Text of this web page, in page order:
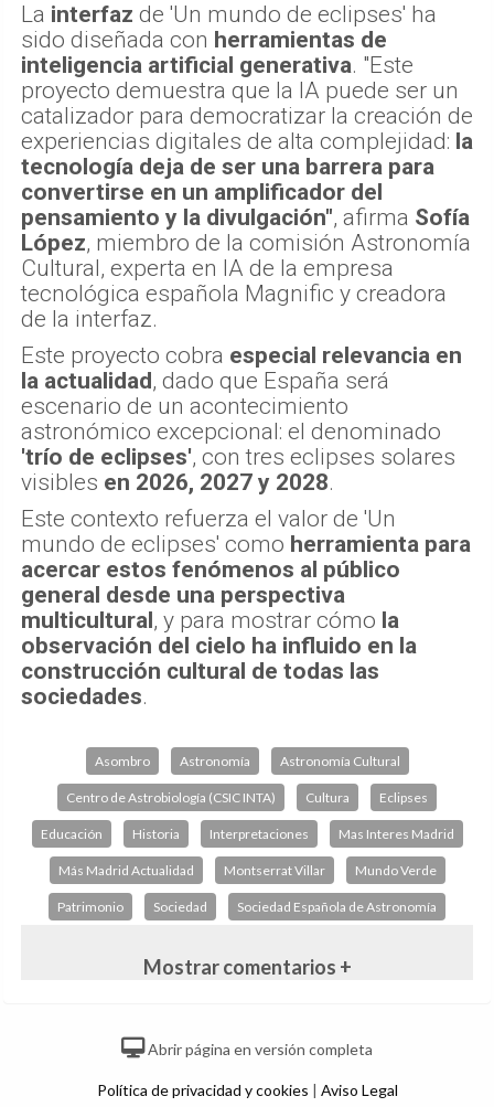
La interfaz de 'Un mundo de eclipses' ha
sido diseñada con herramientas de
inteligencia artificial generativa. "Este
proyecto demuestra que la IA puede ser un
catalizador para democratizar la creación de
experiencias digitales de alta complejidad: la
tecnología deja de ser una barrera para
convertirse en un amplificador del
pensamiento y la divulgación", afirma Sofía
López, miembro de la comisión Astronomía
Cultural, experta en IA de la empresa
tecnológica española Magnific y creadora
de la interfaz.
Este proyecto cobra especial relevancia en
la actualidad, dado que España será
escenario de un acontecimiento
astronómico excepcional: el denominado
'trío de eclipses', con tres eclipses solares
visibles en 2026, 2027 y 2028.
Este contexto refuerza el valor de 'Un
mundo de eclipses' como herramienta para
acercar estos fenómenos al público
general desde una perspectiva
multicultural , y para mostrar cómo la
observación del cielo ha influido en la
construcción cultural de todas las
sociedades.
Asombro Astronomía Astronomía Cultural
Centro de Astrobiología (CSIC INTA) Cultura Eclipses
Educación Historia Interpretaciones Mas Interes Madrid
Más Madrid Actualidad Montserrat Villar Mundo Verde
Patrimonio Sociedad Sociedad Española de Astronomía
Mostrar comentarios +
Abrir página en versión completa
Política de privacidad y cookies
Aviso Legal